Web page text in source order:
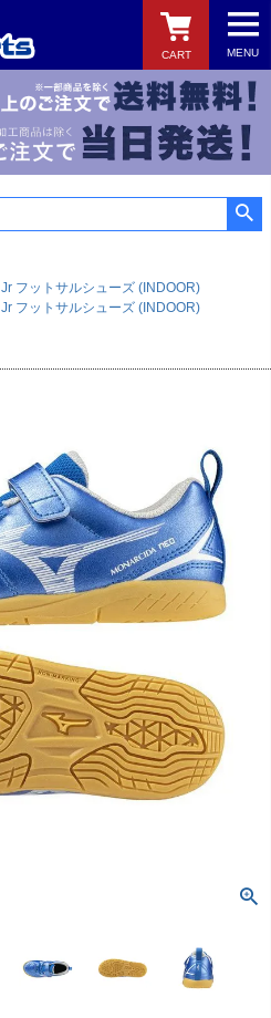
MENU
CART
検索
Jr フットサルシューズ (INDOOR)
Jr フットサルシューズ (INDOOR)